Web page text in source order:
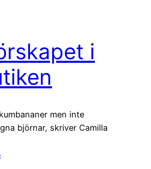
i
men inte
björnar, skriver Camilla